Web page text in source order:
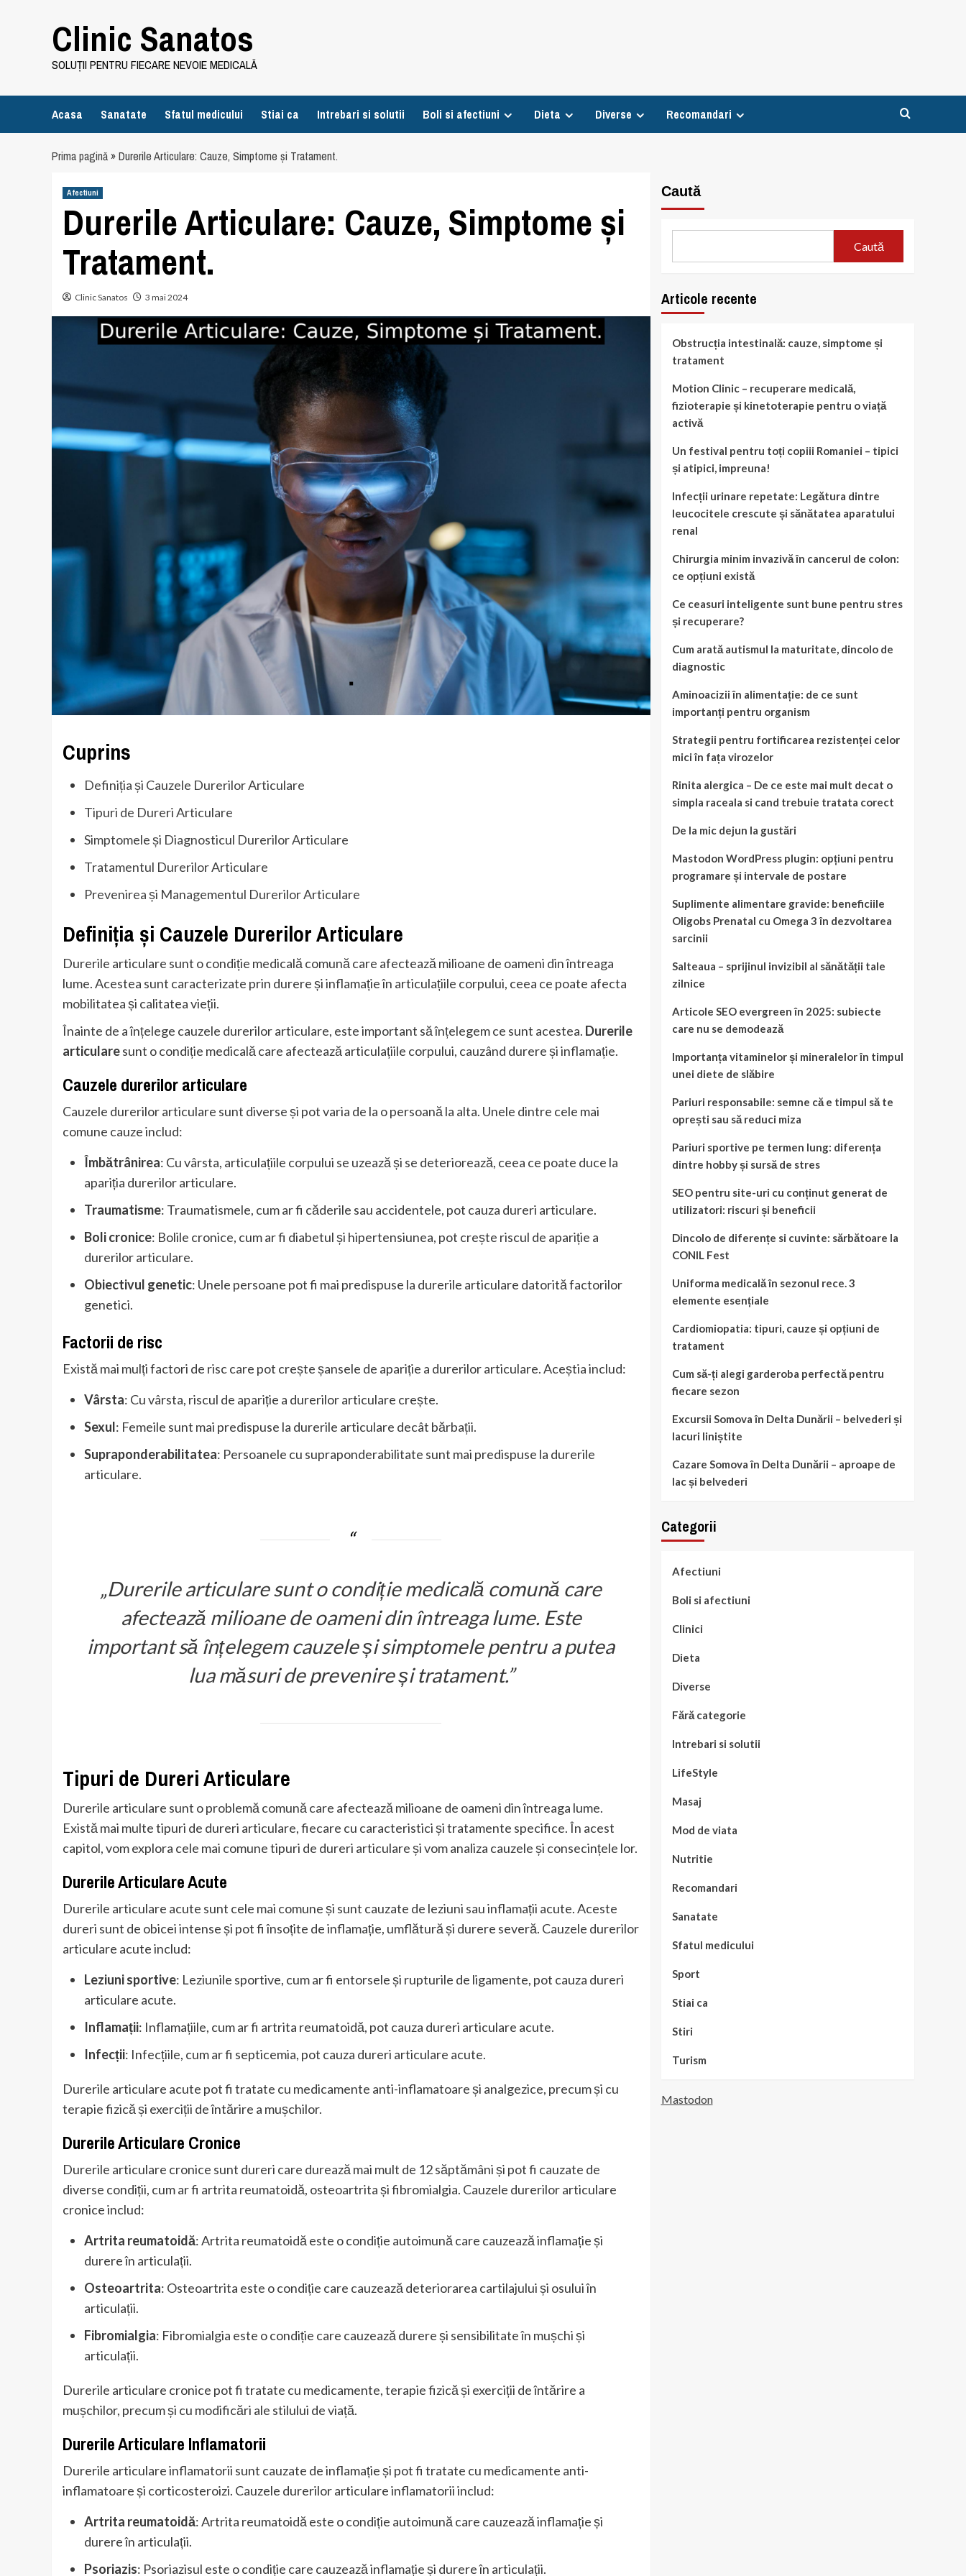
Clinic Sanatos
SOLUȚII PENTRU FIECARE NEVOIE MEDICALĂ
Acasa Sanatate Sfatul medicului Stiai ca Intrebari si solutii Boli si afectiuni Dieta Diverse Recomandari
Prima pagină»Durerile Articulare: Cauze, Simptome și Tratament.
Afectiuni
Durerile Articulare: Cauze, Simptome și
Tratament.
Clinic Sanatos 3 mai 2024
Cuprins
Definiția și Cauzele Durerilor Articulare
Tipuri de Dureri Articulare
Simptomele și Diagnosticul Durerilor Articulare
Tratamentul Durerilor Articulare
Prevenirea și Managementul Durerilor Articulare
Definiția și Cauzele Durerilor Articulare
Durerile articulare sunt o condiție medicală comună care afectează milioane de oameni din întreaga
lume. Acestea sunt caracterizate prin durere și inflamație în articulațiile corpului, ceea ce poate afecta
mobilitatea și calitatea vieții.
Înainte de a înțelege cauzele durerilor articulare, este important să înțelegem ce sunt acestea. Durerile
articularesunt o condiție medicală care afectează articulațiile corpului, cauzând durere și inflamație.
Cauzele durerilor articulare
Cauzele durerilor articulare sunt diverse și pot varia de la o persoană la alta. Unele dintre cele mai
comune cauze includ:
Îmbătrânirea: Cu vârsta, articulațiile corpului se uzează și se deteriorează, ceea ce poate duce la
apariția durerilor articulare.
Traumatisme: Traumatismele, cum ar fi căderile sau accidentele, pot cauza dureri articulare.
Boli cronice: Bolile cronice, cum ar fi diabetul și hipertensiunea, pot crește riscul de apariție a
durerilor articulare.
Obiectivul genetic: Unele persoane pot fi mai predispuse la durerile articulare datorită factorilor
genetici.
Factorii de risc
Există mai mulți factori de risc care pot crește șansele de apariție a durerilor articulare. Aceștia includ:
Vârsta: Cu vârsta, riscul de apariție a durerilor articulare crește.
Sexul: Femeile sunt mai predispuse la durerile articulare decât bărbații.
Supraponderabilitatea: Persoanele cu supraponderabilitate sunt mai predispuse la durerile
articulare.
„Durerile articulare sunt o condiție medicală comună care
afectează milioane de oameni din întreaga lume. Este
important să înțelegem cauzele și simptomele pentru a putea
lua măsuri de prevenire și tratament.”
Tipuri de Dureri Articulare
Durerile articulare sunt o problemă comună care afectează milioane de oameni din întreaga lume.
Există mai multe tipuri de dureri articulare, fiecare cu caracteristici și tratamente specifice. În acest
capitol, vom explora cele mai comune tipuri de dureri articulare și vom analiza cauzele și consecințele lor.
Durerile Articulare Acute
Durerile articulare acute sunt cele mai comune și sunt cauzate de leziuni sau inflamații acute. Aceste
dureri sunt de obicei intense și pot fi însoțite de inflamație, umflătură și durere severă. Cauzele durerilor
articulare acute includ:
Leziuni sportive: Leziunile sportive, cum ar fi entorsele și rupturile de ligamente, pot cauza dureri
articulare acute.
Inflamații: Inflamațiile, cum ar fi artrita reumatoidă, pot cauza dureri articulare acute.
Infecții: Infecțiile, cum ar fi septicemia, pot cauza dureri articulare acute.
Durerile articulare acute pot fi tratate cu medicamente anti-inflamatoare și analgezice, precum și cu
terapie fizică și exerciții de întărire a mușchilor.
Durerile Articulare Cronice
Durerile articulare cronice sunt dureri care durează mai mult de 12 săptămâni și pot fi cauzate de
diverse condiții, cum ar fi artrita reumatoidă, osteoartrita și fibromialgia. Cauzele durerilor articulare
cronice includ:
Artrita reumatoidă: Artrita reumatoidă este o condiție autoimună care cauzează inflamație și
durere în articulații.
Osteoartrita: Osteoartrita este o condiție care cauzează deteriorarea cartilajului și osului în
articulații.
Fibromialgia: Fibromialgia este o condiție care cauzează durere și sensibilitate în mușchi și
articulații.
Durerile articulare cronice pot fi tratate cu medicamente, terapie fizică și exerciții de întărire a
mușchilor, precum și cu modificări ale stilului de viață.
Durerile Articulare Inflamatorii
Durerile articulare inflamatorii sunt cauzate de inflamație și pot fi tratate cu medicamente anti-
inflamatoare și corticosteroizi. Cauzele durerilor articulare inflamatorii includ:
Artrita reumatoidă: Artrita reumatoidă este o condiție autoimună care cauzează inflamație și
durere în articulații.
Psoriazis: Psoriazisul este o condiție care cauzează inflamație și durere în articulații.
Caută
Caută
Articole recente
Obstrucția intestinală: cauze, simptome și
tratament
Motion Clinic – recuperare medicală,
fizioterapie și kinetoterapie pentru o viață
activă
Un festival pentru toți copiii Romaniei – tipici
și atipici, impreuna!
Infecții urinare repetate: Legătura dintre
leucocitele crescute și sănătatea aparatului
renal
Chirurgia minim invazivă în cancerul de colon:
ce opțiuni există
Ce ceasuri inteligente sunt bune pentru stres
și recuperare?
Cum arată autismul la maturitate, dincolo de
diagnostic
Aminoacizii în alimentație: de ce sunt
importanți pentru organism
Strategii pentru fortificarea rezistenței celor
mici în fața virozelor
Rinita alergica – De ce este mai mult decat o
simpla raceala si cand trebuie tratata corect
De la mic dejun la gustări
Mastodon WordPress plugin: opțiuni pentru
programare și intervale de postare
Suplimente alimentare gravide: beneficiile
Oligobs Prenatal cu Omega 3 în dezvoltarea
sarcinii
Salteaua – sprijinul invizibil al sănătății tale
zilnice
Articole SEO evergreen în 2025: subiecte
care nu se demodează
Importanța vitaminelor și mineralelor în timpul
unei diete de slăbire
Pariuri responsabile: semne că e timpul să te
oprești sau să reduci miza
Pariuri sportive pe termen lung: diferența
dintre hobby și sursă de stres
SEO pentru site-uri cu conținut generat de
utilizatori: riscuri și beneficii
Dincolo de diferențe si cuvinte: sărbătoare la
CONIL Fest
Uniforma medicală în sezonul rece. 3
elemente esențiale
Cardiomiopatia: tipuri, cauze și opțiuni de
tratament
Cum să-ți alegi garderoba perfectă pentru
fiecare sezon
Excursii Somova în Delta Dunării – belvederi și
lacuri liniștite
Cazare Somova în Delta Dunării – aproape de
lac și belvederi
Categorii
Afectiuni
Boli si afectiuni
Clinici
Dieta
Diverse
Fără categorie
Intrebari si solutii
LifeStyle
Masaj
Mod de viata
Nutritie
Recomandari
Sanatate
Sfatul medicului
Sport
Stiai ca
Stiri
Turism
Mastodon